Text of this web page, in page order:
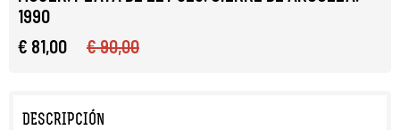
1990
€ 81,00
€ 90,00
DESCRIPCIÓN